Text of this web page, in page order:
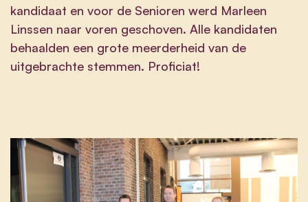
kandidaat en voor de Senioren werd Marleen
Linssen naar voren geschoven. Alle kandidaten
behaalden een grote meerderheid van de
uitgebrachte stemmen. Proficiat!